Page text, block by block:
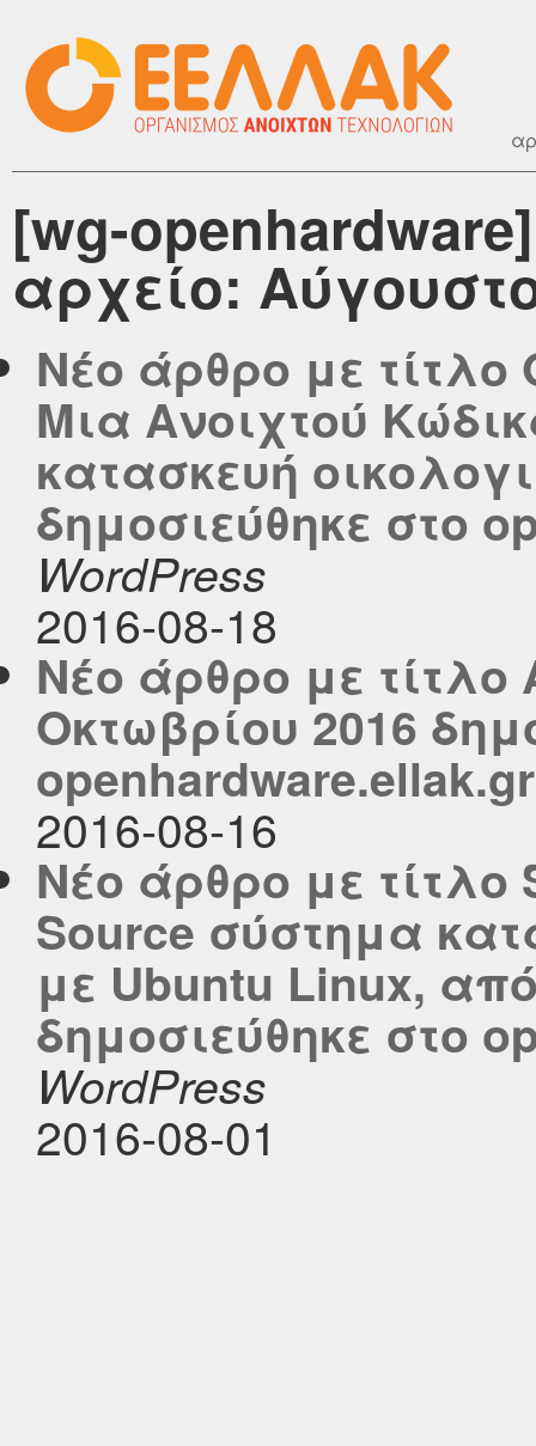
[wg-
αρχείο:
Νέο άρθρο με τίτλο
Mια Ανοιχτού
κατασκευή
δημοσιεύθηκε στο
WordPress
2016-08-18
Νέο άρθρο με τίτλο
Οκτωβρίου 2016
openhardware.ellak.gr
2016-08-16
Νέο άρθρο με τίτλο
Source σύστημα
με Ubuntu Linux,
δημοσιεύθηκε στο
WordPress
2016-08-01